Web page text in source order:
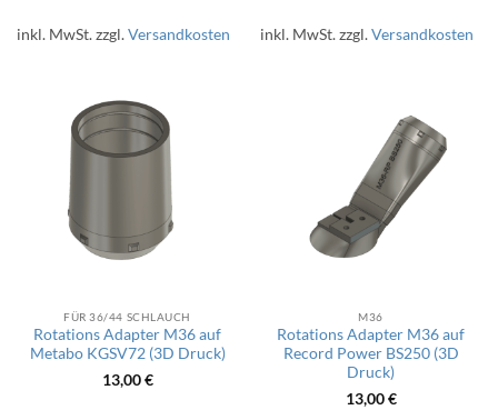
inkl. MwSt.zzgl.Versandkosten inkl. MwSt.zzgl.Versandkosten
FÜR 36/44 SCHLAUCH
Rotations Adapter M36 auf
Metabo KGSV72 (3D Druck)
13,00€
M36
Rotations Adapter M36 auf
Record Power BS250 (3D
Druck)
13,00€